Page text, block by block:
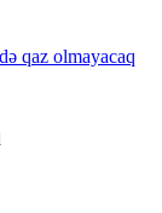
qaz olmayacaq